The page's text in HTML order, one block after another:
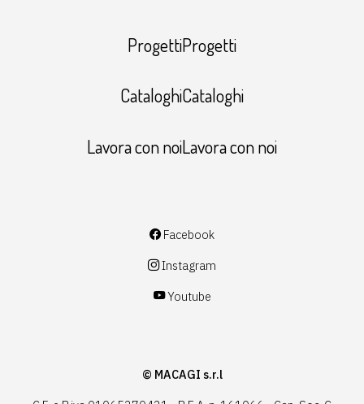
ProgettiProgetti
CataloghiCataloghi
Lavora con noiLavora con noi
Facebook
Instagram
Youtube
© MACAGI s.r.l